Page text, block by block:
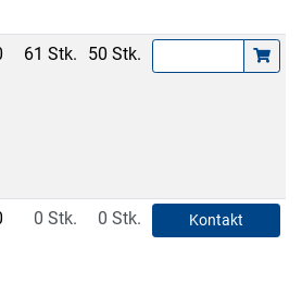
61 Stk. 50 Stk.
0 Stk. 0 Stk. Kontakt